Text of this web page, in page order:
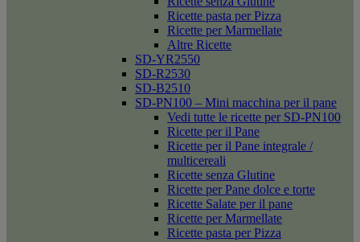
Ricette pasta per Pizza
Ricette per Marmellate
Altre Ricette
SD-YR2550
SD-R2530
SD-B2510
SD-PN100 – Mini macchina per il pane
Vedi tutte le ricette per SD-PN100
Ricette per il Pane
Ricette per il Pane integrale /
multicereali
Ricette senza Glutine
Ricette per Pane dolce e torte
Ricette Salate per il pane
Ricette per Marmellate
Ricette pasta per Pizza